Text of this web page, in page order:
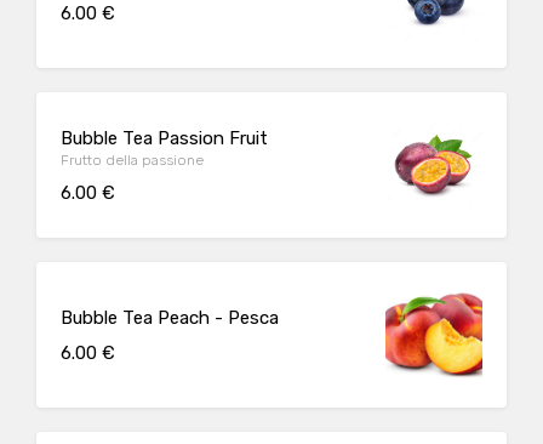
6.00 €
Bubble Tea Passion Fruit
Frutto della passione
6.00 €
Bubble Tea Peach - Pesca
6.00 €